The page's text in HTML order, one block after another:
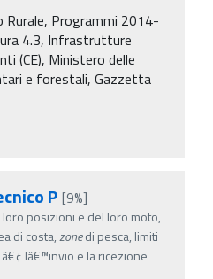
Rurale, Programmi 2014-
4.3, Infrastrutture
(CE), Ministero delle
e forestali, Gazzetta
P [9%]
posizioni e del loro moto,
di costa,zonedi pesca, limiti
lâ€™invio e la ricezione